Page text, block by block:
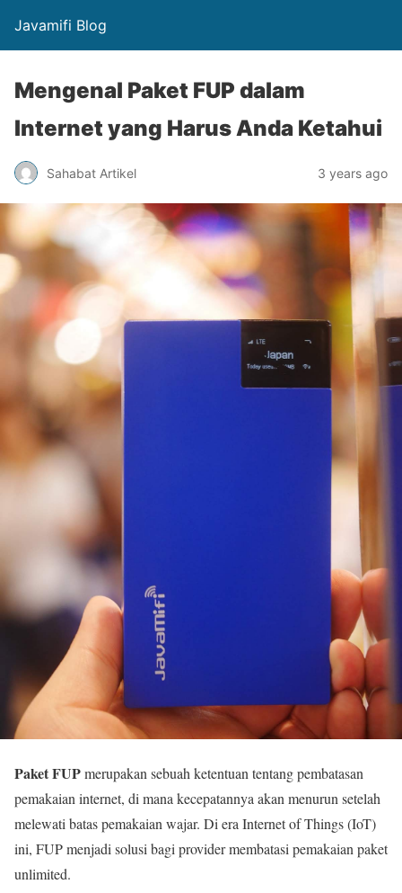
Javamifi Blog
Mengenal Paket FUP dalam
Internet yang Harus Anda Ketahui
Sahabat Artikel 3 years ago
Paket FUPmerupakan sebuah ketentuan tentang pembatasan
pemakaian internet, di mana kecepatannya akan menurun setelah
melewati batas pemakaian wajar. Di era Internet of Things (IoT)
ini, FUP menjadi solusi bagi provider membatasi pemakaian paket
unlimited.